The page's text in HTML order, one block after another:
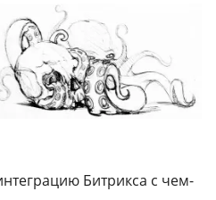
Битрикса с чем-